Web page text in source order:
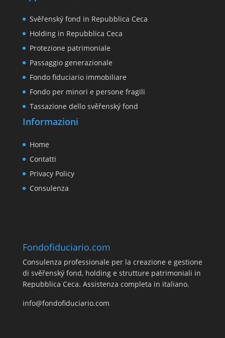
Svěřenský fond in Repubblica Ceca
Holding in Repubblica Ceca
Protezione patrimoniale
Passaggio generazionale
Fondo fiduciario immobiliare
Fondo per minori e persone fragili
Tassazione dello svěřenský fond
Informazioni
Home
Contatti
Privacy Policy
Consulenza
Fondofiduciario.com
Consulenza professionale per la creazione e gestione
di svěřenský fond, holding e strutture patrimoniali in
Repubblica Ceca. Assistenza completa in italiano.
info@fondofiduciario.com